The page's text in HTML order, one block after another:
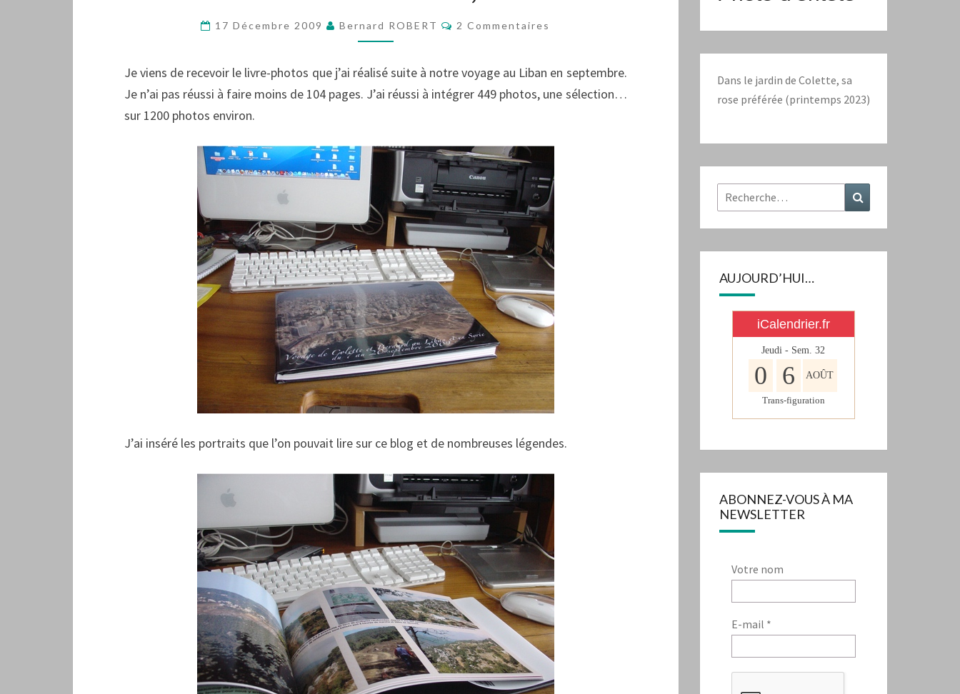
17 Décembre 2009 Bernard ROBERT Commentaires
2 Commentaires
Je viens de recevoir le livre-photos que j’ai réalisé suite à notre voyage au Liban en septembre.
Je n’ai pas réussi à faire moins de 104 pages. J’ai réussi à intégrer 449 photos, une sélection…
sur 1200 photos environ.
J’ai inséré les portraits que l’on pouvait lire sur ce blog et de nombreuses légendes.
Dans le jardin de Colette, sa
rose préférée (printemps 2023)
Rechercher :
AUJOURD’HUI…
iCalendrier.fr
Jeudi - Sem.32
0 6 AOÛT
Trans-figuration
ABONNEZ-VOUS À MA
NEWSLETTER
Votre nom
E-mail *